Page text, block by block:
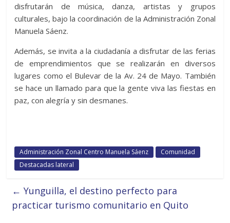
disfrutarán de música, danza, artistas y grupos
culturales, bajo la coordinación de la Administración Zonal
Manuela Sáenz.
Además, se invita a la ciudadanía a disfrutar de las ferias
de emprendimientos que se realizarán en diversos
lugares como el Bulevar de la Av. 24 de Mayo. También
se hace un llamado para que la gente viva las fiestas en
paz, con alegría y sin desmanes.
Administración Zonal Centro Manuela Sáenz
Comunidad
Destacadas lateral
← Yunguilla, el destino perfecto para
practicar turismo comunitario en Quito